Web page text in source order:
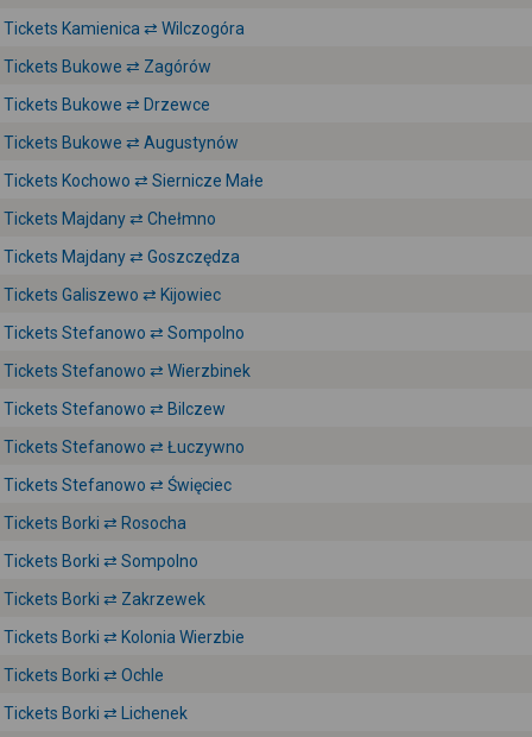
Tickets Kamienica ⇄ Wilczogóra
Tickets Bukowe ⇄ Zagórów
Tickets Bukowe ⇄ Drzewce
Tickets Bukowe ⇄ Augustynów
Tickets Kochowo ⇄ Siernicze Małe
Tickets Majdany ⇄ Chełmno
Tickets Majdany ⇄ Goszczędza
Tickets Galiszewo ⇄ Kijowiec
Tickets Stefanowo ⇄ Sompolno
Tickets Stefanowo ⇄ Wierzbinek
Tickets Stefanowo ⇄ Bilczew
Tickets Stefanowo ⇄ Łuczywno
Tickets Stefanowo ⇄ Święciec
Tickets Borki ⇄ Rosocha
Tickets Borki ⇄ Sompolno
Tickets Borki ⇄ Zakrzewek
Tickets Borki ⇄ Kolonia Wierzbie
Tickets Borki ⇄ Ochle
Tickets Borki ⇄ Lichenek